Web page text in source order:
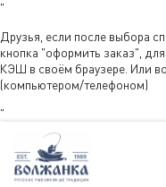
"
Друзья, если после выбора
кнопка "оформить заказ",
КЭШ в своём браузере. Или
(компьютером/телефоном)
"